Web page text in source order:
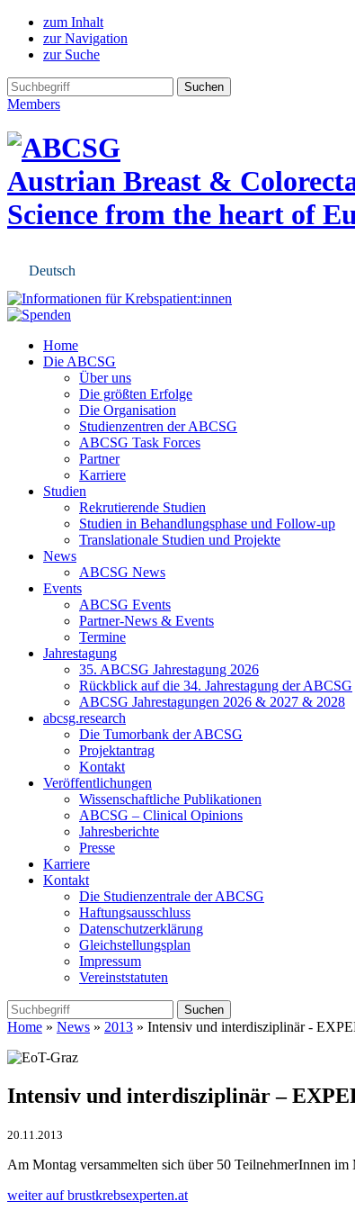
zum Inhalt
zur Navigation
zur Suche
Members
Austrian Breast &
Science from the heart of
Deutsch
Home
Die ABCSG
Über uns
Die größten Erfolge
Die Organisation
Studienzentren der ABCSG
ABCSG Task Forces
Partner
Karriere
Studien
Rekrutierende Studien
Studien in Behandlungsphase und Follow-up
Translationale Studien und Projekte
News
ABCSG News
Events
ABCSG Events
Partner-News & Events
Termine
Jahrestagung
35. ABCSG Jahrestagung 2026
Rückblick auf die 34. Jahrestagung der ABCSG
ABCSG Jahrestagungen 2026 & 2027 & 2028
abcsg.research
Die Tumorbank der ABCSG
Projektantrag
Kontakt
Veröffentlichungen
Wissenschaftliche Publikationen
ABCSG – Clinical Opinions
Jahresberichte
Presse
Karriere
Kontakt
Die Studienzentrale der ABCSG
Haftungsausschluss
Datenschutzerklärung
Gleichstellungsplan
Impressum
Vereinststatuten
Home » News » 2013 » Intensiv und interdisziplinär -
Intensiv und interdisziplinär –
20.11.2013
Am Montag versammelten sich über 50 TeilnehmerInnen
weiter auf brustkrebsexperten.at